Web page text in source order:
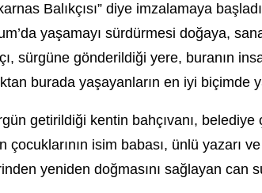
Balıkçısı” diye imzalamaya
yaşamayı sürdürmesi doğaya,
sürgüne gönderildiği yere, buranın
burada yaşayanların en iyi biçimde
getirildiği kentin bahçıvanı, belediye
çocuklarının isim babası, ünlü yazarı
yeniden doğmasını sağlayan can